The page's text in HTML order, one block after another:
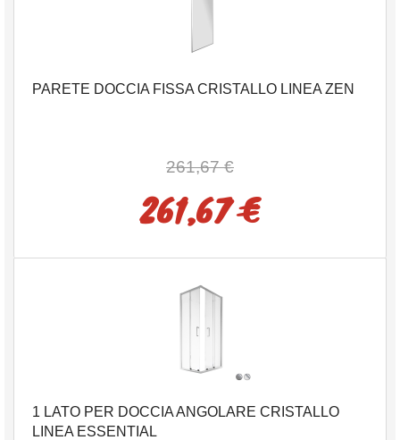
PARETE DOCCIA FISSA CRISTALLO LINEA ZEN
261,67 €
261,67 €
1 LATO PER DOCCIA ANGOLARE CRISTALLO
LINEA ESSENTIAL